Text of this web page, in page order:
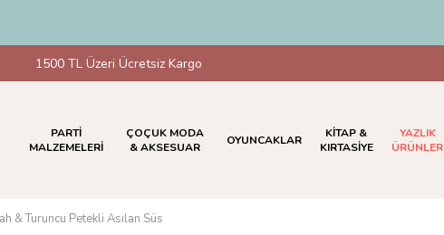
1500 TL Üzeri Ücretsiz Kargo
PARTİ
MALZEMELERİ
ÇOÇUK MODA
& AKSESUAR
OYUNCAKLAR
KİTAP &
KIRTASİYE
YAZLIK
ÜRÜNLER
& Turuncu Petekli Asılan Süs